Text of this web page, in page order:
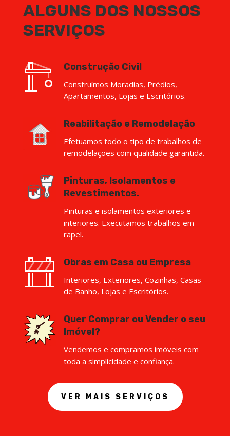
ALGUNS DOS NOSSOS
SERVIÇOS
Construção Civil
Construímos Moradias, Prédios,
Apartamentos, Lojas e Escritórios.
Reabilitação e Remodelação
Efetuamos todo o tipo de trabalhos de
remodelações com qualidade garantida.
Pinturas, Isolamentos e
Revestimentos.
Pinturas e isolamentos exteriores e
interiores. Executamos trabalhos em
rapel.
Obras em Casa ou Empresa
Interiores, Exteriores, Cozinhas, Casas
de Banho, Lojas e Escritórios.
Quer Comprar ou Vender o seu
Imóvel?
Vendemos e compramos imóveis com
toda a simplicidade e confiança.
VER MAIS SERVIÇOS